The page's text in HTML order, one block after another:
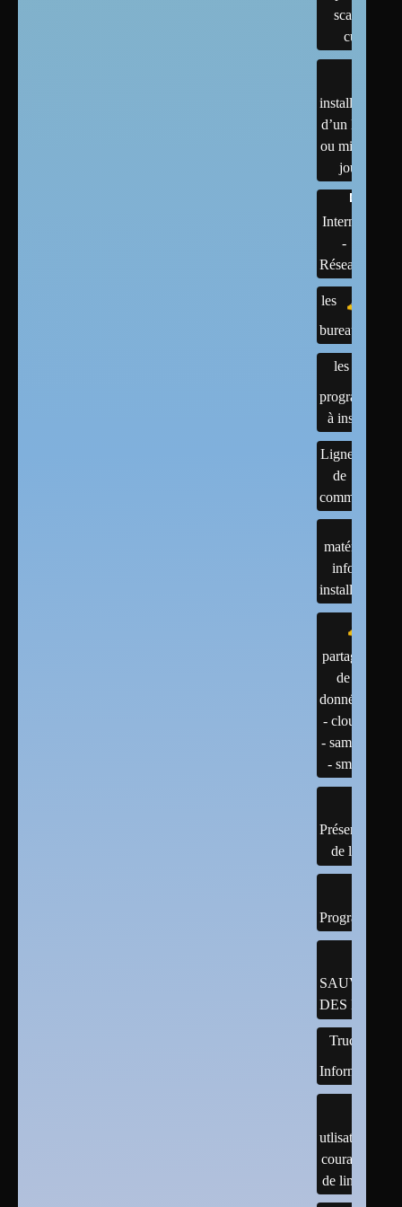
scanner,
cups
installation
d’un linux
ou mises à
jour
Internet
-
Réseaux
les
bureaux
les
programmes
à installer
Lignes
de
commandes
matériels :
infos et
installations
partage
de
données
- cloud
- samba
- smb
Présentation
de linux
DES
Trucs
Informatiques
utlisation
courante
de linux